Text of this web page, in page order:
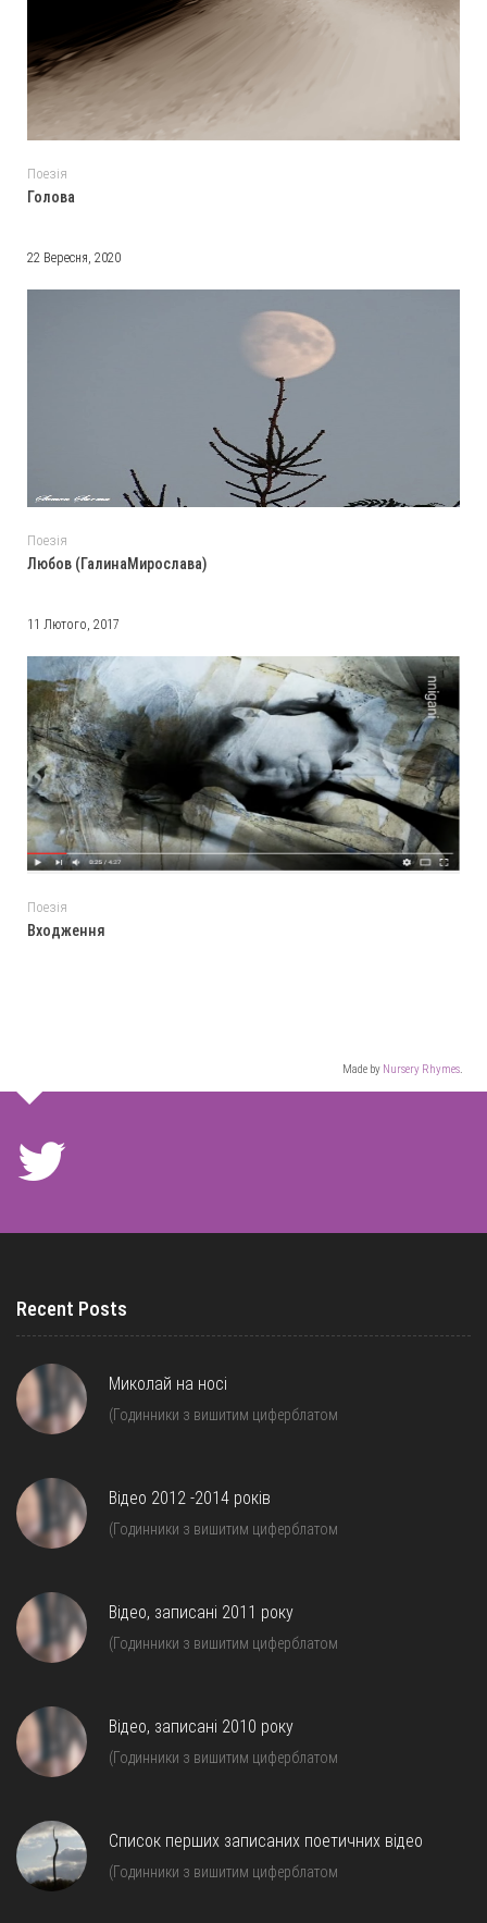
Поезія
Голова
22 Вересня, 2020
Поезія
Любов (ГалинаМирослава)
11 Лютого, 2017
Поезія
Входження
Made by Nursery Rhymes.
Recent Posts
Миколай на носі
(Годинники з вишитим циферблатом
Відео 2012 -2014 років
(Годинники з вишитим циферблатом
Відео, записані 2011 року
(Годинники з вишитим циферблатом
Відео, записані 2010 року
(Годинники з вишитим циферблатом
Список перших записаних поетичних відео
(Годинники з вишитим циферблатом